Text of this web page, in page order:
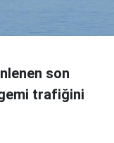
son
gemi trafiğini